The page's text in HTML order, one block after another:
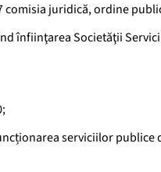
comisia juridică, ordine
înfiinţarea Societăţii
serviciilor